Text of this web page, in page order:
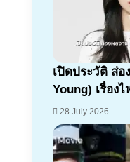
เปิดประวัติ ส่อ
Young) เรื่อ
28 July 2026